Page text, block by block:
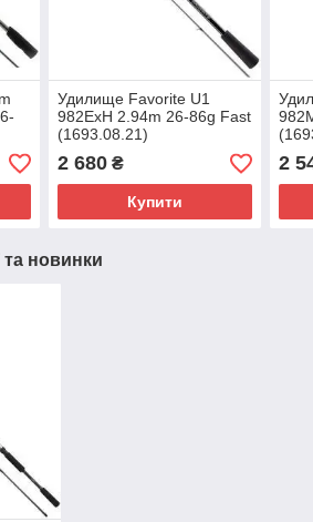
Удилище Favorite U1
982ExH 2.94m 26-86g Fast
(1693.08.21)
2 680₴
Купити
2
та новинки